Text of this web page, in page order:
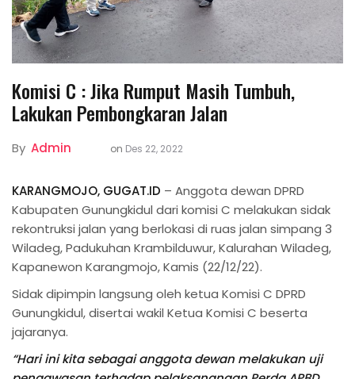
Komisi C : Jika Rumput Masih Tumbuh,
Lakukan Pembongkaran Jalan
By Admin on Des 22, 2022
KARANGMOJO, GUGAT.ID – Anggota dewan DPRD
Kabupaten Gunungkidul dari komisi C melakukan sidak
rekontruksi jalan yang berlokasi di ruas jalan simpang 3
Wiladeg, Padukuhan Krambilduwur, Kalurahan Wiladeg,
Kapanewon Karangmojo, Kamis (22/12/22).
Sidak dipimpin langsung oleh ketua Komisi C DPRD
Gunungkidul, disertai wakil Ketua Komisi C beserta
jajaranya.
“Hari ini kita sebagai anggota dewan melakukan uji